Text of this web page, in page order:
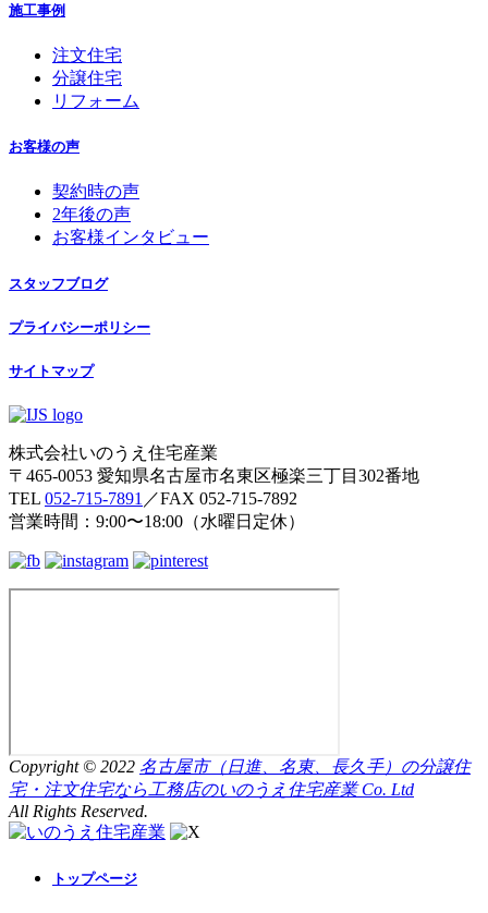
施工事例
注文住宅
分譲住宅
リフォーム
お客様の声
契約時の声
2年後の声
お客様インタビュー
スタッフブログ
プライバシーポリシー
サイトマップ
株式会社いのうえ住宅産業
〒465-0053 愛知県名古屋市名東区極楽三丁目302番地
TEL 052-715-7891 ／FAX 052-715-7892
営業時間：9:00〜18:00（水曜日定休）
Copyright © 2022 名古屋市（日進、名東、長久手）の分譲住
宅・注文住宅なら工務店のいのうえ住宅産業 Co. Ltd
All Rights Reserved.
トップページ